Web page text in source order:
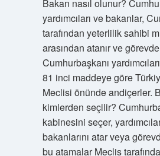
Bakan nasıl olunur?
yardımcıları ve bakanlar,
tarafından yeterlilik sahibi
arasından atanır ve
Cumhurbaşkanı
81 inci maddeye göre
Meclisi önünde andiçerler.
kimlerden seçilir?
kabinesini seçer,
bakanlarını atar veya
bu atamalar Meclis